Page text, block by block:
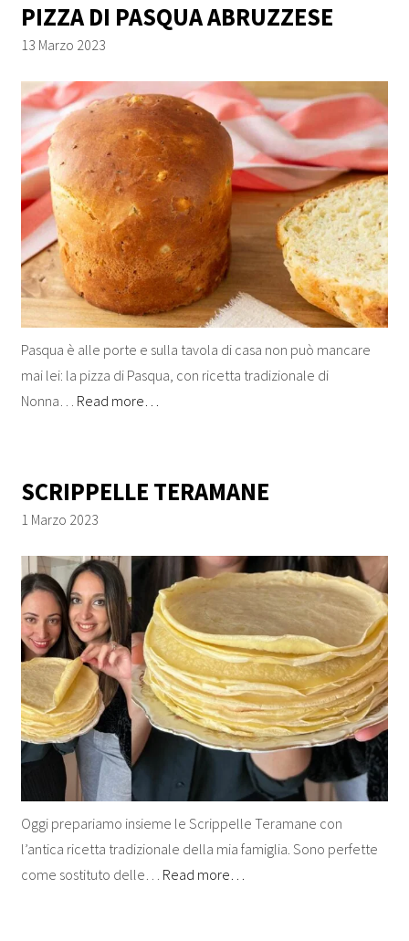
PIZZA DI PASQUA ABRUZZESE
13 Marzo 2023
Pasqua è alle porte e sulla tavola di casa non può mancare
mai lei: la pizza di Pasqua, con ricetta tradizionale di
Nonna… Read more…
SCRIPPELLE TERAMANE
1 Marzo 2023
Oggi prepariamo insieme le Scrippelle Teramane con
l’antica ricetta tradizionale della mia famiglia. Sono perfette
come sostituto delle… Read more…